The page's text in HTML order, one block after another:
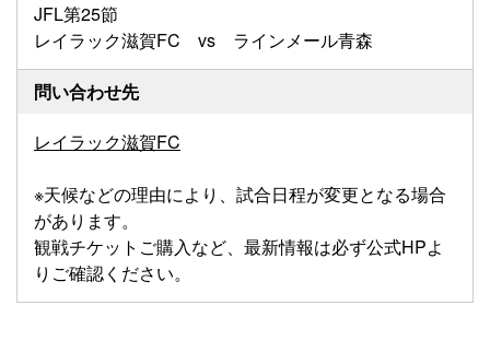
JFL第25節
レイラック滋賀FC vs ラインメール青森
問い合わせ先
レイラック滋賀FC
※天候などの理由により、試合日程が変更となる場合
があります。
観戦チケットご購入など、最新情報は必ず公式HPよ
りご確認ください。